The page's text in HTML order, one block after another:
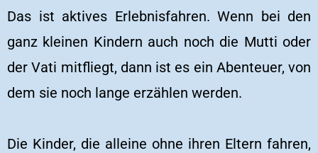
Das ist aktives Erlebnisfahren. Wenn bei den
ganz kleinen Kindern auch noch die Mutti oder
der Vati mitfliegt, dann ist es ein Abenteuer, von
dem sie noch lange erzählen werden.
Die Kinder, die alleine ohne ihren Eltern fahren,